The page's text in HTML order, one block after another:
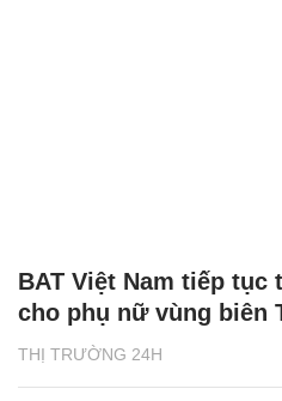
THỊ TRƯỜNG 24H
BAT Việt Nam tiếp tục
cho phụ nữ vùng biên